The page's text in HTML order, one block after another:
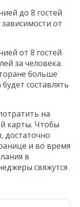
до 8 гостей
от
от 8 гостей
за человека.
больше
составлять
на
карты. Чтобы
достаточно
и во время
в
свяжутся